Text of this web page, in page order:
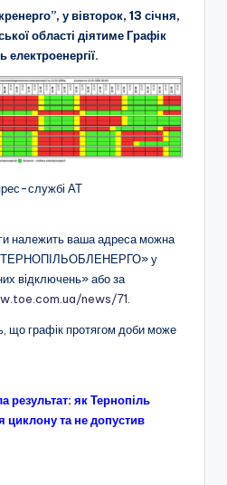
у вівторок, 13 січня,
області діятиме Графік
службі АТ
належить ваша адреса можна
«ТЕРНОПІЛЬОБЛЕНЕРГО» у
відключень» або за
news/71.
що графік протягом доби може
результат: як Тернопіль
циклону та не допустив